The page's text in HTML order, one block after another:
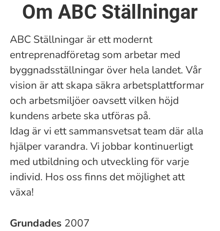
Om ABC Ställningar
ABC Ställningar är ett modernt
entreprenadföretag som arbetar med
byggnadsställningar över hela landet. Vår
vision är att skapa säkra arbetsplattformar
och arbetsmiljöer oavsett vilken höjd
kundens arbete ska utföras på.
Idag är vi ett sammansvetsat team där alla
hjälper varandra. Vi jobbar kontinuerligt
med utbildning och utveckling för varje
individ. Hos oss finns det möjlighet att
växa!
Grundades 2007